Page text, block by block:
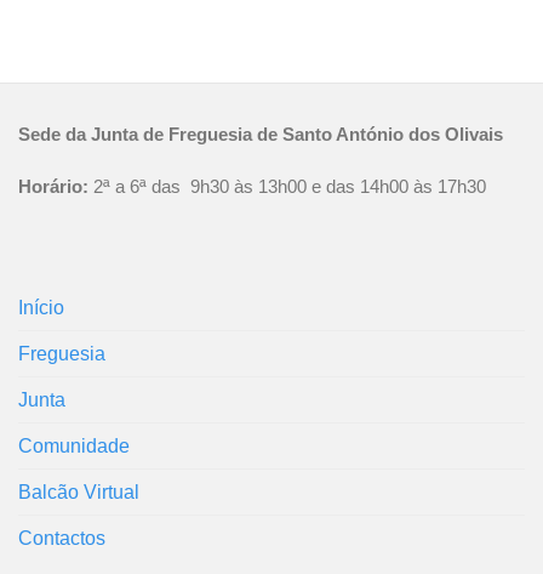
Sede da Junta de Freguesia de Santo António dos Olivais
Horário: 2ª a 6ª das 9h30 às 13h00 e das 14h00 às 17h30
Início
Freguesia
Junta
Comunidade
Balcão Virtual
Contactos